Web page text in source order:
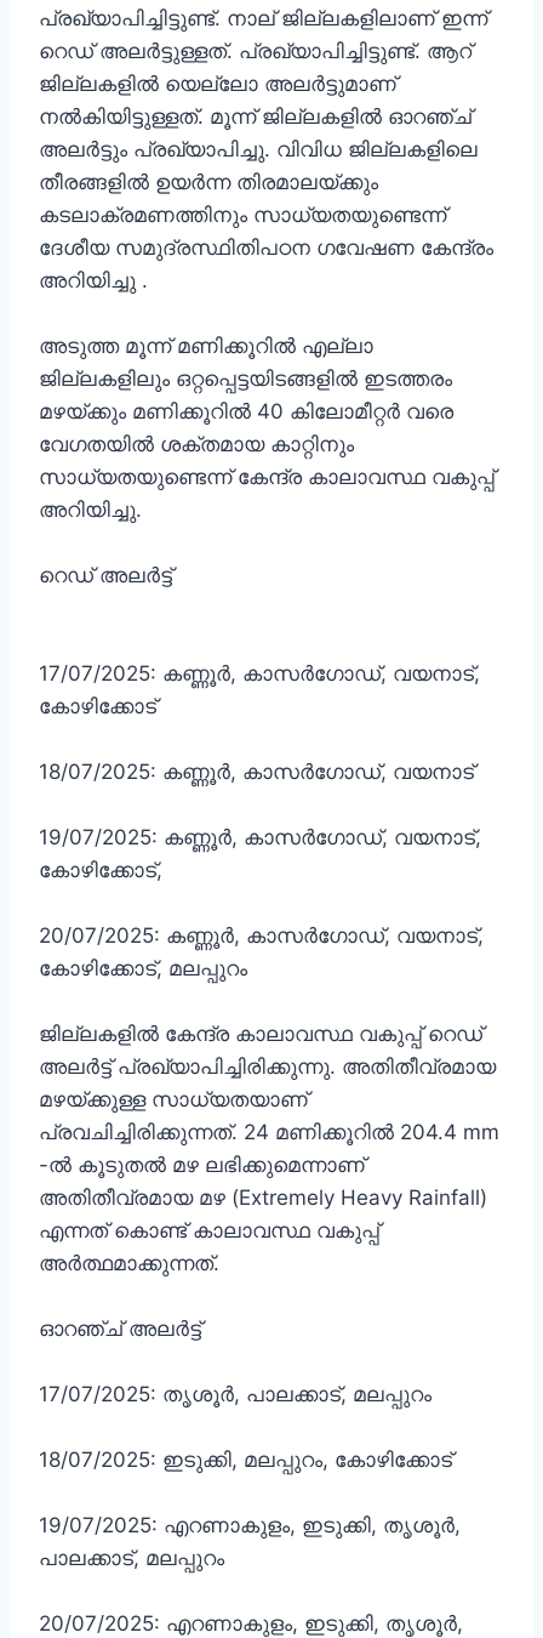
പ്രഖ്യാപിച്ചിട്ടുണ്ട്. നാല് ജില്ലകളിലാണ് ഇന്ന്
റെഡ് അലർട്ടുള്ളത്. പ്രഖ്യാപിച്ചിട്ടുണ്ട്. ആറ്
ജില്ലകളിൽ യെല്ലോ അലർട്ടുമാണ്
നൽകിയിട്ടുള്ളത്. മൂന്ന് ജില്ലകളിൽ ഓറഞ്ച്
അലർട്ടും പ്രഖ്യാപിച്ചു. വിവിധ ജില്ലകളിലെ
തീരങ്ങളിൽ ഉയർന്ന തിരമാലയ്ക്കും
കടലാക്രമണത്തിനും സാധ്യതയുണ്ടെന്ന്
ദേശീയ സമുദ്രസ്ഥിതിപഠന ഗവേഷണ കേന്ദ്രം
അറിയിച്ചു .
അടുത്ത മൂന്ന് മണിക്കൂറിൽ എല്ലാ
ജില്ലകളിലും ഒറ്റപ്പെട്ടയിടങ്ങളിൽ ഇടത്തരം
മഴയ്ക്കും മണിക്കൂറിൽ 40 കിലോമീറ്റർ വരെ
വേഗതയിൽ ശക്തമായ കാറ്റിനും
സാധ്യതയുണ്ടെന്ന് കേന്ദ്ര കാലാവസ്ഥ വകുപ്പ്
അറിയിച്ചു.
റെഡ് അലർട്ട്
17/07/2025: കണ്ണൂർ, കാസർഗോഡ്, വയനാട്,
കോഴിക്കോട്
18/07/2025: കണ്ണൂർ, കാസർഗോഡ്, വയനാട്
19/07/2025: കണ്ണൂർ, കാസർഗോഡ്, വയനാട്,
കോഴിക്കോട്,
20/07/2025: കണ്ണൂർ, കാസർഗോഡ്, വയനാട്,
കോഴിക്കോട്, മലപ്പുറം
ജില്ലകളിൽ കേന്ദ്ര കാലാവസ്ഥ വകുപ്പ് റെഡ്
അലർട്ട് പ്രഖ്യാപിച്ചിരിക്കുന്നു. അതിതീവ്രമായ
മഴയ്ക്കുള്ള സാധ്യതയാണ്
പ്രവചിച്ചിരിക്കുന്നത്. 24 മണിക്കൂറിൽ 204.4 mm
-ൽ കൂടുതൽ മഴ ലഭിക്കുമെന്നാണ്
അതിതീവ്രമായ മഴ (Extremely Heavy Rainfall)
എന്നത് കൊണ്ട് കാലാവസ്ഥ വകുപ്പ്
അർത്ഥമാക്കുന്നത്.
ഓറഞ്ച് അലർട്ട്
17/07/2025: തൃശൂർ, പാലക്കാട്, മലപ്പുറം
18/07/2025: ഇടുക്കി, മലപ്പുറം, കോഴിക്കോട്
19/07/2025: എറണാകുളം, ഇടുക്കി, തൃശൂർ,
പാലക്കാട്, മലപ്പുറം
20/07/2025: എറണാകുളം, ഇടുക്കി, തൃശൂർ,